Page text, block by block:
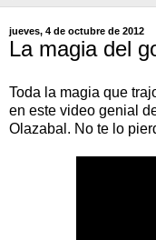
jueves, 4 de octubre de 2012
La magia del
Toda la magia que
en este video genial
Olazabal. No te lo